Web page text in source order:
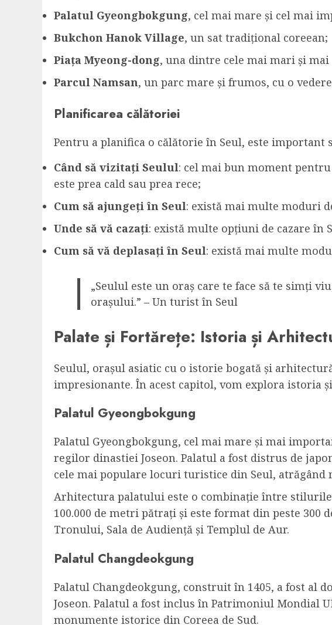
Palatul Gyeongbokgung, cel mai mare și cel mai
Bukchon Hanok Village, un sat tradițional coreean;
Piața Myeong-dong, una dintre cele mai mari și
Parcul Namsan, un parc mare și frumos, cu o
Planificarea călătoriei
Pentru a planifica o călătorie în Seul, este important
Când să vizitați Seulul: cel mai bun moment
este prea cald sau prea rece;
Cum să ajungeți în Seul: există mai multe moduri
Unde să vă cazați: există multe opțiuni de cazare în
Cum să vă deplasați în Seul: există mai multe
„Seulul este un oraș care te face să te simți
orașului.” – Un turist în Seul
Palate și Fortărețe: Istoria și
Seulul, orașul asiatic cu o istorie bogată și
impresionante. În acest capitol, vom explora istoria
Palatul Gyeongbokgung
Palatul Gyeongbokgung, cel mai mare și mai
regilor dinastiei Joseon. Palatul a fost distrus de
cele mai populare locuri turistice din Seul,
Arhitectura palatului este o combinație între
100.000 de metri pătrați și este format din peste
Tronului, Sala de Audiență și Templul de Aur.
Palatul Changdeokgung
Palatul Changdeokgung, construit în 1405, a fost al
Joseon. Palatul a fost inclus în Patrimoniul Mondial
monumente istorice din Coreea de Sud.